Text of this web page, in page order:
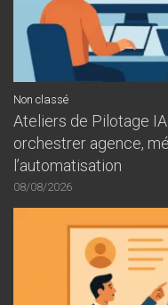
Non classé
Ateliers de Pilotage
orchestrer agence,
l’automatisation
08/08/2026